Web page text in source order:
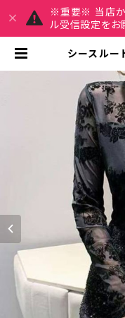
※重要※ 当店か
ル受信設定をお
シースルー
セクシー
韓国風コ
ーデ クラ
ョン C-
ルセ 20